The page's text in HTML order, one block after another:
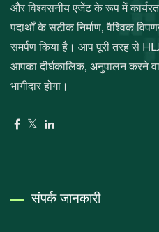
और विश्वसनीय एजेंट के रूप में
पदार्थों के सटीक निर्माण, वैश्विक
समर्पण किया है। आप पूरी तरह से
आपका दीर्घकालिक, अनुपालन करने
भागीदार होगा।
संपर्क जानकारी